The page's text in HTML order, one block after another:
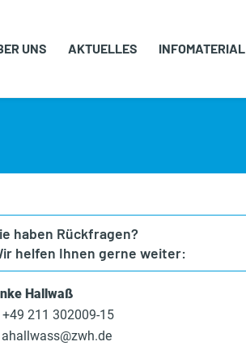
UNS AKTUELLES INFOMATERIAL
haben Rückfragen?
helfen Ihnen gerne weiter:
Hallwaß
+49 211 302009-15
ahallwass@zwh.de